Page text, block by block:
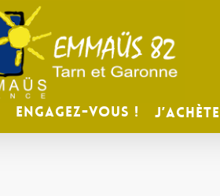
Engagez-vous ! J’achète